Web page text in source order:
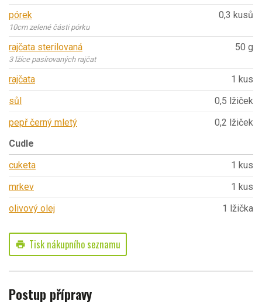
pórek
10cm zelené části pórku
0,3 kusů
rajčata sterilovaná
3 lžíce pasírovaných rajčat
50 g
rajčata
1 kus
sůl
0,5 lžiček
pepř černý mletý
0,2 lžiček
Cudle
cuketa
1 kus
mrkev
1 kus
olivový olej
1 lžička
print Tisk nákupního seznamu
Postup přípravy